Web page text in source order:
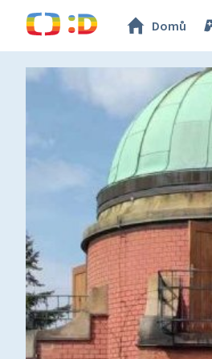
Domů